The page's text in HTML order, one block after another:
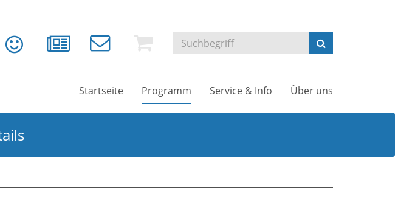
Startseite Programm Service & Info Über uns